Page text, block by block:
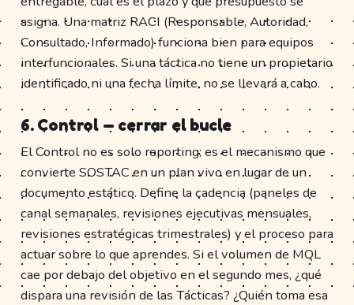
asigna. Una matriz RACI (Responsable, Autoridad,
Consultado, Informado) funciona bien para equipos
interfuncionales. Si una táctica no tiene un propietario
identificado ni una fecha límite, no se llevará a cabo.
6. Control — cerrar el bucle
El Control no es solo reporting; es el mecanismo que
convierte SOSTAC en un plan vivo en lugar de un
documento estático. Define la cadencia (paneles de
canal semanales, revisiones ejecutivas mensuales,
revisiones estratégicas trimestrales) y el proceso para
actuar sobre lo que aprendes. Si el volumen de MQL
cae por debajo del objetivo en el segundo mes, ¿qué
dispara una revisión de las Tácticas? ¿Quién toma esa